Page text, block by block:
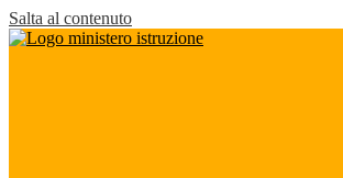
Salta al contenuto